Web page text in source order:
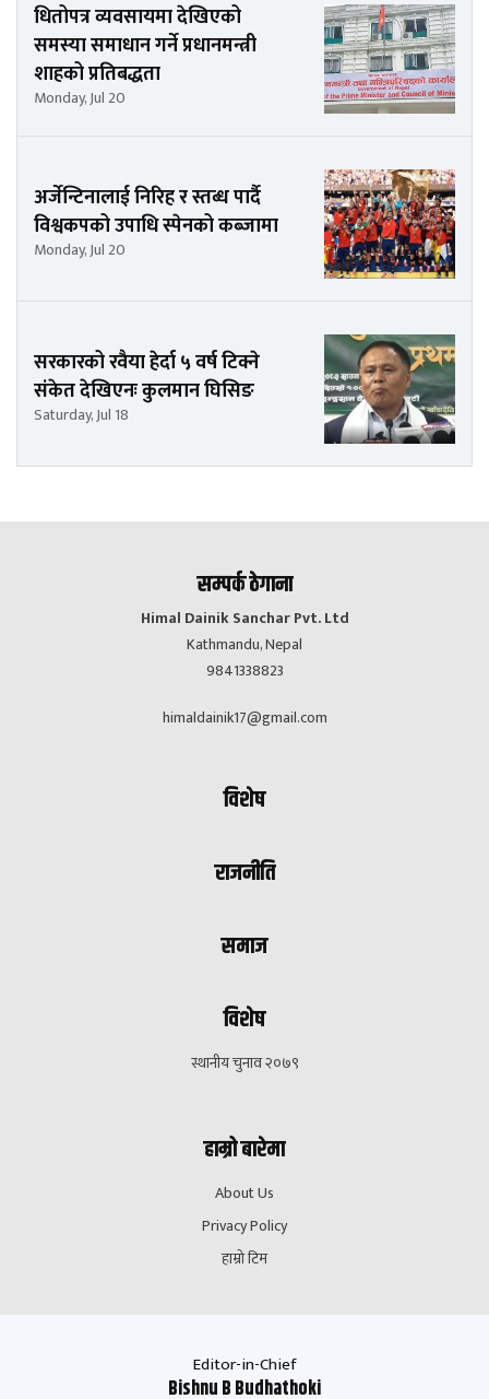
धितोपत्र व्यवसायमा देखिएको
समस्या समाधान गर्ने प्रधानमन्त्री
शाहको प्रतिबद्धता
Monday, Jul 20
अर्जेन्टिनालाई निरिह र स्तब्ध पार्दै
विश्वकपको उपाधि स्पेनको कब्जामा
Monday, Jul 20
सरकारको रवैया हेर्दा ५ वर्ष टिक्ने
संकेत देखिएनः कुलमान घिसिङ
Saturday, Jul 18
सम्पर्क ठेगाना
Himal Dainik Sanchar Pvt. Ltd
Kathmandu, Nepal
9841338823
himaldainik17@gmail.com
विशेष
राजनीति
समाज
विशेष
स्थानीय चुनाव २०७९
हाम्रो बारेमा
About Us
Privacy Policy
हाम्रो टिम
Editor-in-Chief
Bishnu B Budhathoki